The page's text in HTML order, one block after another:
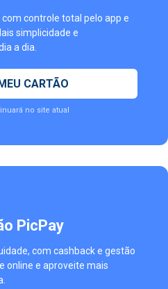
controle total pelo app e
simplicidade e
a dia.
CARTÃO
no site atual
PicPay
com cashback e gestão
online e aproveite mais